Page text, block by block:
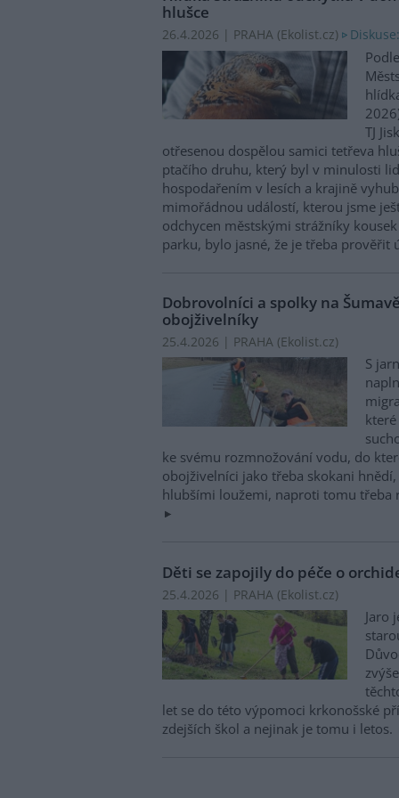
hlušce
26.4.2026 | PRAHA (Ekolist.cz)
TJ
otřesenou dospělou samici tetřeva
ptačího druhu, který byl v minulosti
hospodařením v lesích a krajině
mimořádnou událostí, kterou jsme
odchycen městskými strážníky
parku, bylo jasné, že je třeba prověřit
Dobrovolníci a spolky na
obojživelníky
25.4.2026 | PRAHA (Ekolist.cz)
S
ke svému rozmnožování vodu, do
obojživelníci jako třeba skokani
hlubšími loužemi, naproti tomu třeba
Děti se zapojily do péče o
25.4.2026 | PRAHA (Ekolist.cz)
Jaro
let se do této výpomoci krkonošské
zdejších škol a nejinak je tomu i letos.